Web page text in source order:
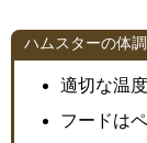
ハムスターの体
適切な温
フードは